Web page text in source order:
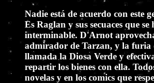
Nadie está de acuerdo con este
Es Raglan y sus secuaces que
interminable. D'Arnot
admirador de Tarzan, y la furia
llamada la Diosa Verde y
repartir los bienes con ella.
novelas y en los comics que